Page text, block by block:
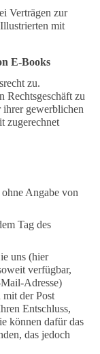
Verträgen zur
mit
E-Books
zu.
Rechtsgeschäft zu
gewerblichen
zugerechnet
Angabe von
Tag des
uns (hier
verfügbar,
Adresse)
der Post
Entschluss,
können dafür das
das jedoch